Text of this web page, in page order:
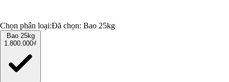
Chọn phân loại:Đã chọn: Bao 25kg
Bao 25kg
1.800.000₫